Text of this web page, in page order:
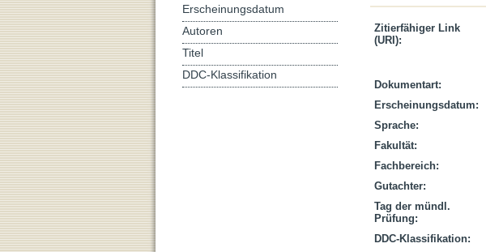
Zitierfähiger Link
(URI):
Dokumentart:
Erscheinungsdatum:
Sprache:
Fakultät:
Fachbereich:
Gutachter:
Tag der mündl.
Prüfung:
DDC-Klassifikation:
Erscheinungsdatum
Autoren
Titel
DDC-Klassifikation